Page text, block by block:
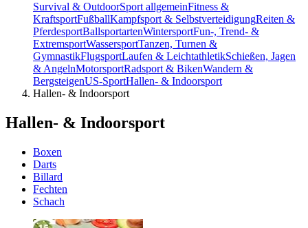
Survival & OutdoorSport allgemeinFitness &
KraftsportFußballKampfsport & SelbstverteidigungReiten &
PferdesportBallsportartenWintersportFun-, Trend- &
ExtremsportWassersportTanzen, Turnen &
GymnastikFlugsportLaufen & LeichtathletikSchießen, Jagen
& AngelnMotorsportRadsport & BikenWandern &
BergsteigenUS-SportHallen- & Indoorsport
Hallen- & Indoorsport
Hallen- & Indoorsport
Boxen
Darts
Billard
Fechten
Schach